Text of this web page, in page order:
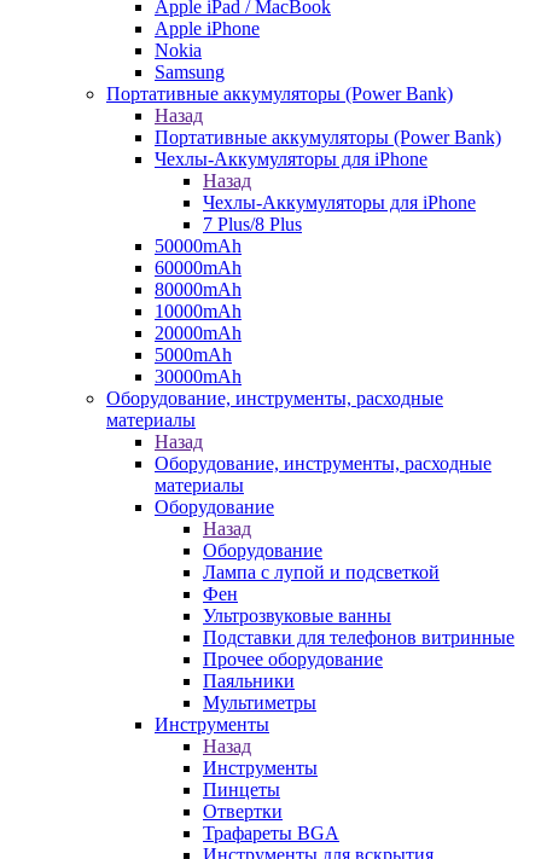
Apple iPad / MacBook
Apple iPhone
Nokia
Samsung
Портативные аккумуляторы (Power Bank)
Назад
Портативные аккумуляторы (Power Bank)
Чехлы-Аккумуляторы для iPhone
Назад
Чехлы-Аккумуляторы для iPhone
7 Plus/8 Plus
50000mAh
60000mAh
80000mAh
10000mAh
20000mAh
5000mAh
30000mAh
Оборудование, инструменты, расходные
материалы
Назад
Оборудование, инструменты, расходные
материалы
Оборудование
Назад
Оборудование
Лампа с лупой и подсветкой
Фен
Ультрозвуковые ванны
Подставки для телефонов витринные
Прочее оборудование
Паяльники
Мультиметры
Инструменты
Назад
Инструменты
Пинцеты
Отвертки
Трафареты BGA
Инструменты для вскрытия